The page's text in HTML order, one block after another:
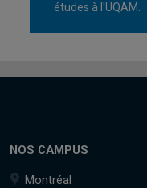
études à l'UQAM.
NOS CAMPUS
Montréal